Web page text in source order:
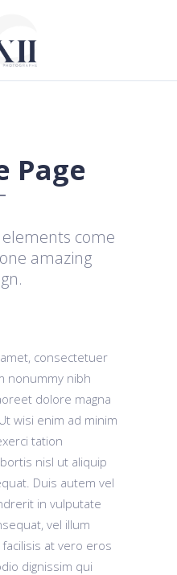
Page
come
amazing
consectetuer
nonummy nibh
dolore magna
wisi enim ad minim
tation
nisl ut aliquip
Duis autem vel
in vulputate
vel illum
at vero eros
dignissim qui